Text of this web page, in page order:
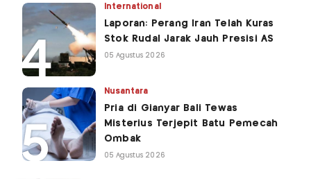
International
Laporan: Perang Iran Telah Kuras
Stok Rudal Jarak Jauh Presisi AS
05 Agustus 2026
Nusantara
Pria di Gianyar Bali Tewas
Misterius Terjepit Batu Pemecah
Ombak
05 Agustus 2026